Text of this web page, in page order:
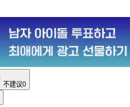
不建议0